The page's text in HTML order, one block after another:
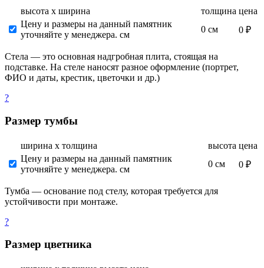
высота х ширина толщина цена
Цену и размеры на данный памятник
уточняйте у менеджера. см
0 см 0 ₽
Стела — это основная надгробная плита, стоящая на
подставке. На стеле наносят разное оформление (портрет,
ФИО и даты, крестик, цветочки и др.)
?
Размер тумбы
ширина х толщина высота цена
Цену и размеры на данный памятник
уточняйте у менеджера. см
0 см 0 ₽
Тумба — основание под стелу, которая требуется для
устойчивости при монтаже.
?
Размер цветника